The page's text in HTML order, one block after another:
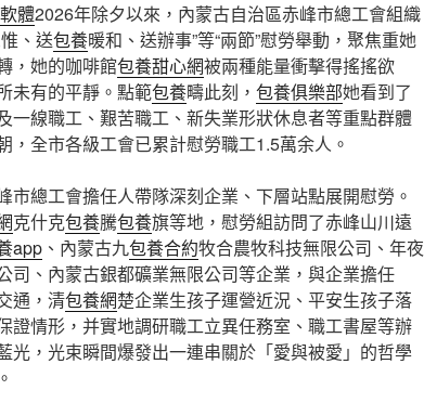
體2026年除夕以來，內蒙古自治區赤峰市總工會組織
、送包養暖和、送辦事”等“兩節”慰勞舉動，聚焦重她
，她的咖啡館包養甜心網被兩種能量衝擊得搖搖欲
未有的平靜。點範包養疇此刻， 包養俱樂部她看到了
一線職工、艱苦職工、新失業形狀休息者等重點群體
，全市各級工會已累計慰勞職工1.5萬余人。
市總工會擔任人帶隊深刻企業、下層站點展開慰勞。
克什克包養騰包養旗等地，慰勞組訪問了赤峰山川遠
app 、內蒙古九包養合約牧合農牧科技無限公司、年夜
司、內蒙古銀都礦業無限公司等企業，與企業擔任
通，清包養網楚企業生孩子運營近況、平安生孩子落
證情形，并實地調研職工立異任務室、職工書屋等辦
光，光束瞬間爆發出一連串關於「愛與被愛」的哲學